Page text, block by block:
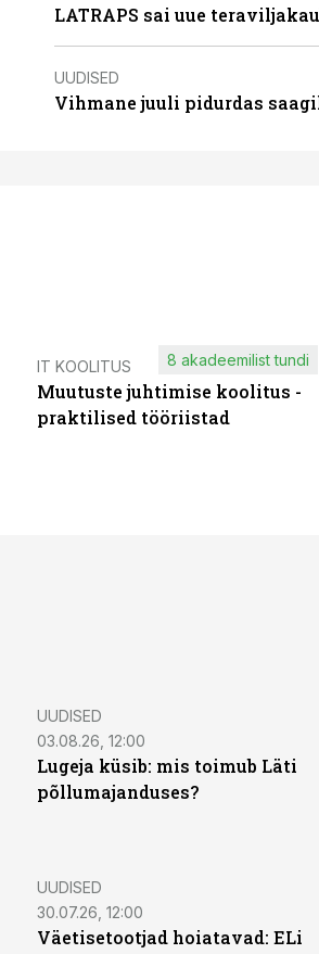
LATRAPS sai uue
UUDISED
Vihmane juuli pidurdas
IT KOOLITUS
Muutuste juhtimise koolitus -
praktilised tööriistad
8 akadeemilist tundi
UUDISED
03.08.26, 12:00
Lugeja küsib: mis toimub Läti
põllumajanduses?
UUDISED
30.07.26, 12:00
Väetisetootjad hoiatavad: ELi